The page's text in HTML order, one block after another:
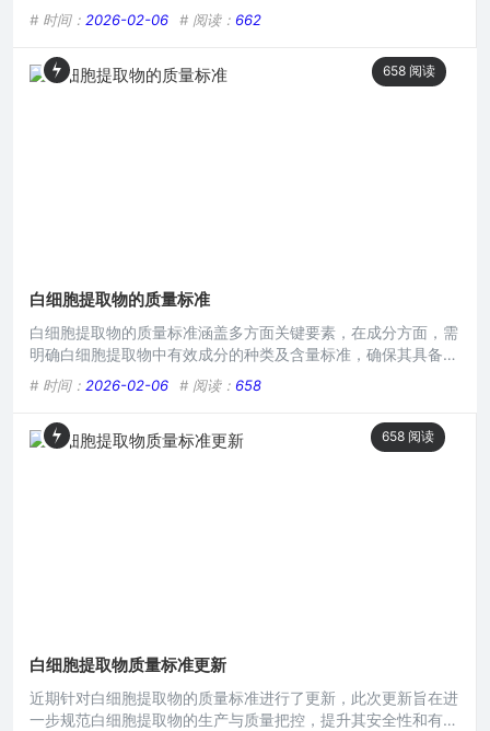
性状、纯度、活性成分含量、微生物限度等方面，旨在确保白细
胞提取物成品具有稳定、可靠的质量，保障其在相关应用领域
（如医疗等）的安全性与有效性，为产品的生产、检验等提供明
确准则。本文目录导读： 外观要求物理性质指标化学组成分析
# 时间： 2026-02-06 # 阅读： 662
658 阅读
白细胞提取物的质量标准
白细胞提取物的质量标准涵盖多方面关键要素，在成分方面，需
明确白细胞提取物中有效成分的种类及含量标准，确保其具备预
期的生物活性，纯度上，要严格控制杂质比例，防止其他无关物
质干扰其功效及安全性，在微生物限度、无菌性等方面也有明确
要求，以保障产品的质量和使用安全，为其在相关医疗或科研应
用中提供可靠保障。本文目录导读： 外观与性状标准纯度要求
# 时间： 2026-02-06 # 阅读： 658
658 阅读
白细胞提取物质量标准更新
近期针对白细胞提取物的质量标准进行了更新，此次更新旨在进
一步规范白细胞提取物的生产与质量把控，提升其安全性和有效